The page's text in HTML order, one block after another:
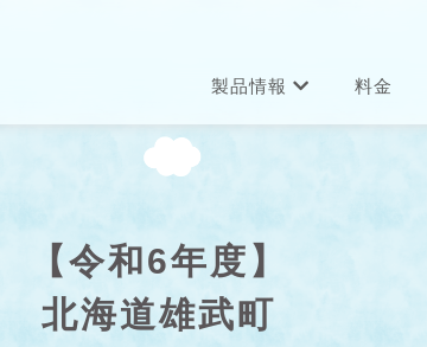
製品情報 料金
【令和6年度】
北海道雄武町